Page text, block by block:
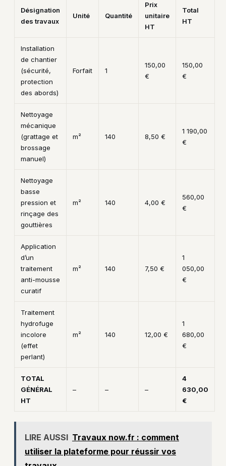
Désignation
des travaux
Unité Quantité
Prix
unitaire
HT
Total
HT
Installation
de chantier
(sécurité,
protection
des abords)
Forfait 1
150,00
€
150,00
€
Nettoyage
mécanique
(grattage et
brossage
manuel)
m² 140 8,50 €
1 190,00
€
Nettoyage
basse
pression et
rinçage des
gouttières
m² 140 4,00 €
560,00
€
Application
d’un
traitement
anti-mousse
curatif
m² 140 7,50 €
1
050,00
€
Traitement
hydrofuge
incolore
(effet
perlant)
m² 140 12,00 €
1
680,00
€
TOTAL
GÉNÉRAL
HT
– – –
4
630,00
€
LIRE AUSSI Travaux now.fr : comment
utiliser la plateforme pour réussir vos